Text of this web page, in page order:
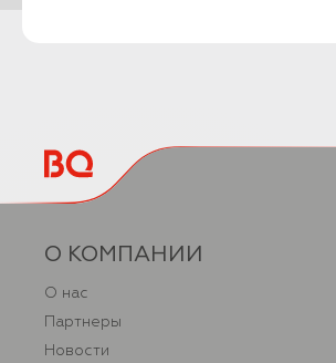
О КОМПАНИИ
О нас
Партнеры
Новости